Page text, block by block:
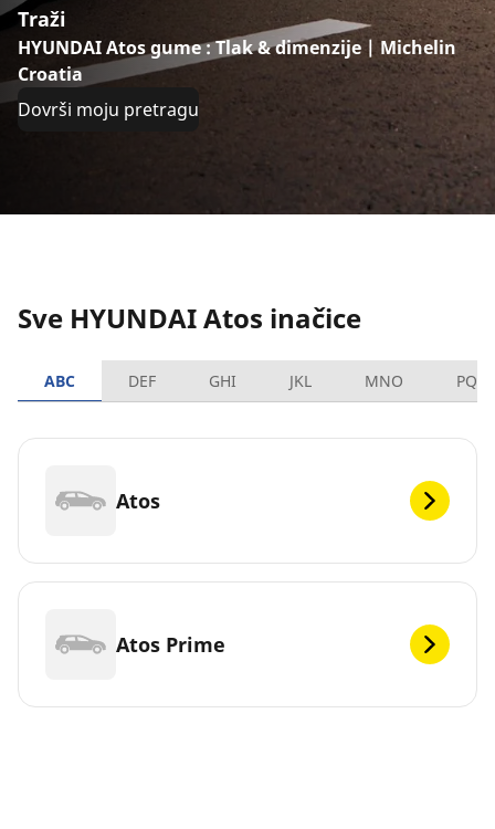
Traži
HYUNDAI Atos gume : Tlak & dimenzije | Michelin
Croatia
Dovrši moju pretragu
Sve HYUNDAI Atos inačice
ABC DEF GHI JKL MNO PQRS
Atos
Atos Prime